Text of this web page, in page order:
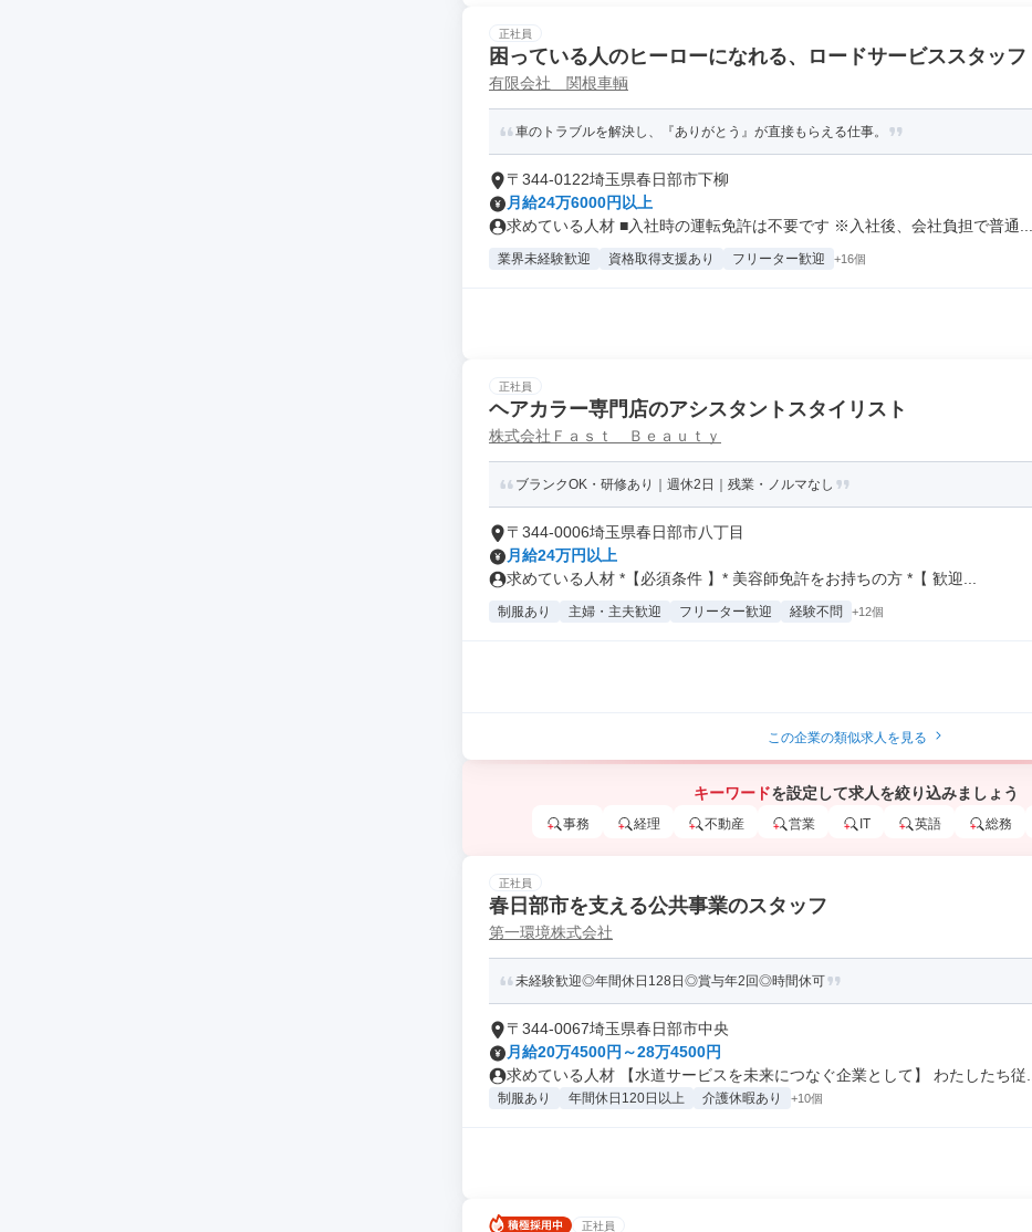
正社員
困っている人のヒーローになれる、ロードサービススタッフ
有限会社 関根車輌
車のトラブルを解決し、『ありがとう』が直接もらえる仕事。
〒344-0122埼玉県春日部市下柳
月給24万6000円以上
求めている人材 ■入社時の運転免許は不要です ※入社後、会社負担で普通...
業界未経験歓迎 資格取得支援あり フリーター歓迎 +16個
正社員
ヘアカラー専門店のアシスタントスタイリスト
株式会社Ｆａｓｔ Ｂｅａｕｔｙ
ブランクOK・研修あり｜週休2日｜残業・ノルマなし
〒344-0006埼玉県春日部市八丁目
月給24万円以上
求めている人材 *【必須条件 】* 美容師免許をお持ちの方 *【 歓迎...
制服あり 主婦・主夫歓迎 フリーター歓迎 経験不問 +12個
この企業の類似求人を見る
キーワードを設定して求人を絞り込みましょう
事務 経理 不動産 営業 IT 英語 総務
正社員
春日部市を支える公共事業のスタッフ
第一環境株式会社
未経験歓迎◎年間休日128日◎賞与年2回◎時間休可
〒344-0067埼玉県春日部市中央
月給20万4500円～28万4500円
求めている人材 【水道サービスを未来につなぐ企業として】 わたしたち従...
制服あり 年間休日120日以上 介護休暇あり +10個
正社員